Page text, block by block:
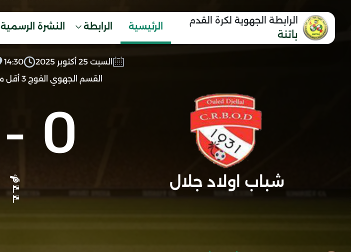
الرابطة الجهوية لكرة القدم
باتنة
الرئيسية الرابطة النشرة الرسمية
السبت 25 أكتوبر 2025 14:30
القسم الجهوي الفوج 3 أقل من 18 سنة
شباب اولاد جلال
0
-